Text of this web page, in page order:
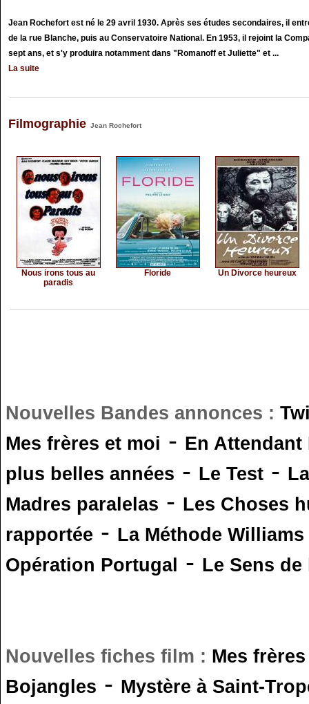
Jean Rochefort est né le 29 avril 1930. Après ses études secondaires, il
de la rue Blanche, puis au Conservatoire National. En 1953, il rejoint la
sept ans, et s'y produira notamment dans "Romanoff et Juliette" et ...
La suite
Filmographie Jean Rochefort
Nous irons tous au
paradis
Floride Un Divorce heureux
Nouvelles Bandes annonces :
Mes frères et moi - En
plus belles années - Le Test -
Madres paralelas - Les Choses
rapportée - La Méthode Williams
Opération Portugal - Le Sens
Nouvelles fiches film : Mes
Bojangles - Mystère à Saint-